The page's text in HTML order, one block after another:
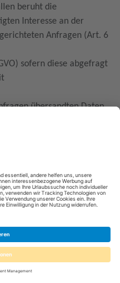
beruht die
Interesse an der
Anfragen (Art. 6
sofern diese abgefragt
übersandten Daten
widerrufen oder
Ihres Anliegens).
–
– bleiben
Webanalysedienst